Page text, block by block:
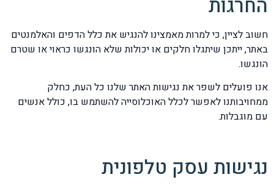
חשוב לציין, כי למרות מאמצינו להנגיש את כלל הדפים והאלמנטים
באתר, ייתכן שיתגלו חלקים או יכולות שלא הונגשו כראוי או שטרם
הונגשו.
אנו פועלים לשפר את נגישות האתר שלנו כל העת, כחלק
ממחויבותנו לאפשר לכלל האוכלוסייה להשתמש בו, כולל אנשים
עם מוגבלות.
נגישות עסק טלפונית